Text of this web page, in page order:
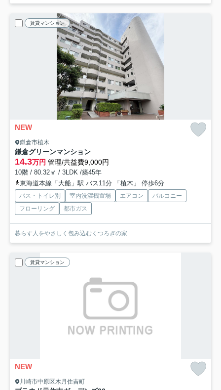
賃貸マンション
NEW
鎌倉市植木
鎌倉グリーンマンション
14.3万円 管理/共益費9,000円
10階 / 80.32㎡ / 3LDK /築45年
東海道本線「大船」駅 バス11分 「植木」 停歩6分
バス・トイレ別 室内洗濯機置場 エアコン
バルコニー
フローリング
都市ガス
暮らす人をやさしく包み込むくつろぎの家
賃貸マンション
NEW
川崎市中原区木月住吉町